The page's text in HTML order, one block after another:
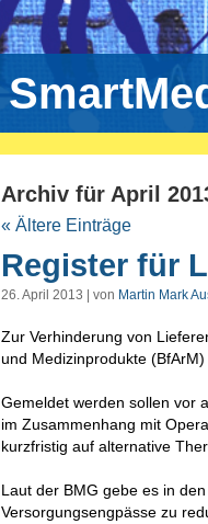
Archiv für April
« Ältere Einträge
Register für
26. April 2013 | von Martin Mark
Zur Verhinderung von
und Medizinprodukte
Gemeldet werden sollen vor
im Zusammenhang mit
kurzfristig auf alternative
Laut der BMG gebe es in
Versorgungsengpässe zu